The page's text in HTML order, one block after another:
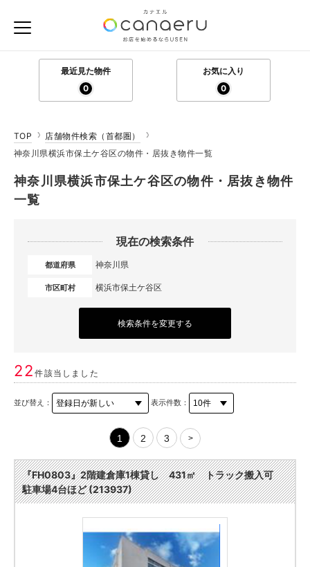
最近見た物件
0
お気に入り
0
TOP
店舗物件検索（首都圏）
神奈川県横浜市保土ケ谷区の物件・居抜き物件一覧
神奈川県横浜市保土ケ谷区の物件・居抜き物件
一覧
現在の検索条件
都道府県 神奈川県
市区町村 横浜市保土ケ谷区
検索条件を変更する
22件該当しました
並び替え： 表示件数：
1 2 3 >
『FH0803』2階建倉庫1棟貸し 431㎡ トラック搬入可
駐車場4台ほど (213937)